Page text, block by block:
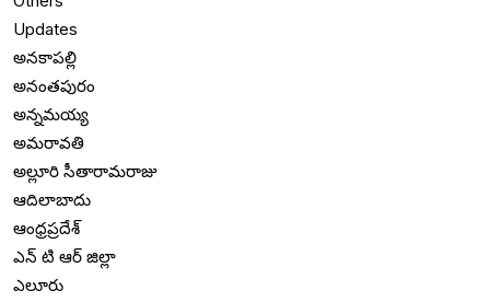
Updates
అనకాపల్లి
అనంతపురం
అన్నమయ్య
అమరావతి
అల్లూరి సీతారామరాజు
ఆదిలాబాదు
ఆంధ్రప్రదేశ్
ఎన్ టి ఆర్ జిల్లా
ఎలూరు